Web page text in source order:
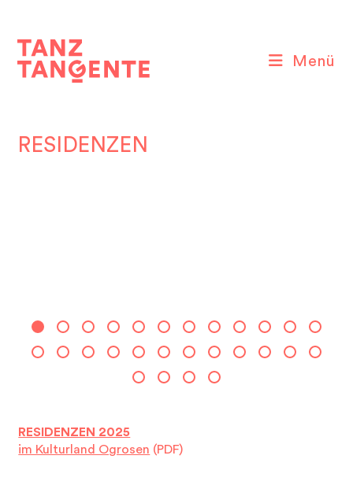
Menü
RESIDENZEN
RESIDENZEN 2025
im Kulturland Ogrosen (PDF)